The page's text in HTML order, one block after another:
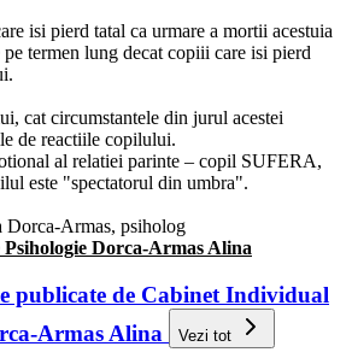
isi pierd tatal ca urmare a mortii acestuia
termen lung decat copiii care isi pierd
cat circumstantele din jurul acestei
de reactiile copilului.
al relatiei parinte – copil SUFERA,
este "spectatorul din umbra".
Armas, psiholog
Dorca-Armas Alina
publicate de Cabinet Individual
Armas Alina
Vezi tot